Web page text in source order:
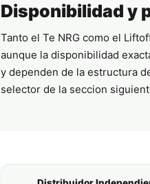
Disponibilidad y
Tanto el Te NRG como el
aunque la disponibilidad
y dependen de la estructura
selector de la seccion